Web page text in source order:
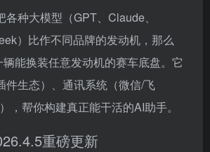
种大模型（GPT、Claude、
）比作不同品牌的发动机，那么
能换装任意发动机的赛车底盘。它
件生态）、通讯系统（微信/飞
，帮你构建真正能干活的AI助手。
重磅更新